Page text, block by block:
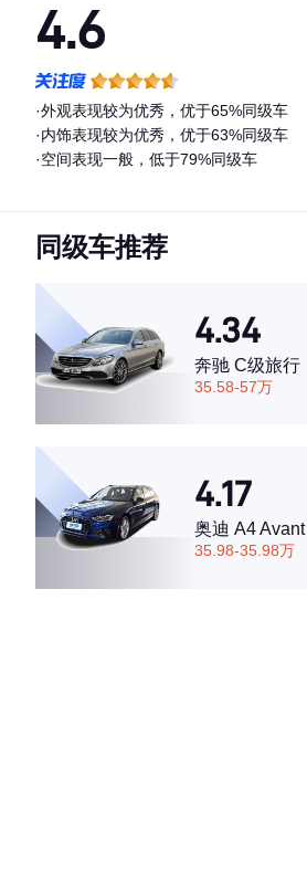
4.6
·外观表现较为优秀，优于65%同级车
·内饰表现较为优秀，优于63%同级车
·空间表现一般，低于79%同级车
同级车推荐
4.34
奔驰 C级旅行
35.58-57万
4.17
奥迪 A4 Avant
35.98-35.98万